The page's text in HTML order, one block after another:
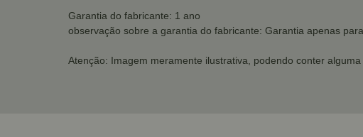
Garantia do fabricante: 1 ano
observação sobre a garantia do fabricante: Garantia apenas
Atenção: Imagem meramente ilustrativa, podendo conter